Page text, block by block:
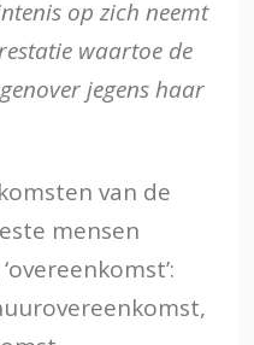
op zich neemt
waartoe de
jegens haar
van de
mensen